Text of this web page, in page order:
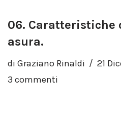
06. Caratteristiche
asura.
di Graziano Rinaldi
21
3 commenti